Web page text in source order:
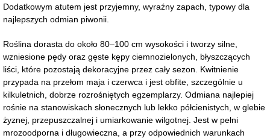
Dodatkowym atutem jest przyjemny, wyraźny zapach, typowy dla
najlepszych odmian piwonii.
Roślina dorasta do około 80–100 cm wysokości i tworzy silne,
wzniesione pędy oraz gęste kępy ciemnozielonych, błyszczących
liści, które pozostają dekoracyjne przez cały sezon. Kwitnienie
przypada na przełom maja i czerwca i jest obfite, szczególnie u
kilkuletnich, dobrze rozrośniętych egzemplarzy. Odmiana najlepiej
rośnie na stanowiskach słonecznych lub lekko półcienistych, w glebie
żyznej, przepuszczalnej i umiarkowanie wilgotnej. Jest w pełni
mrozoodporna i długowieczna, a przy odpowiednich warunkach